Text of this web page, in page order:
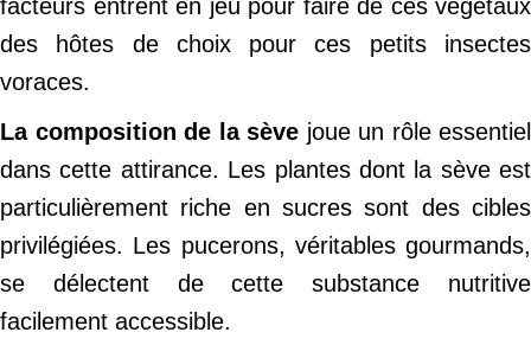
facteurs entrent en jeu pour faire de ces végétaux
des hôtes de choix pour ces petits insectes
voraces.
La composition de la sève joue un rôle essentiel
dans cette attirance. Les plantes dont la sève est
particulièrement riche en sucres sont des cibles
privilégiées. Les pucerons, véritables gourmands,
se délectent de cette substance nutritive
facilement accessible.